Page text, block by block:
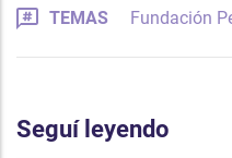
TEMAS Fundación
Seguí leyendo